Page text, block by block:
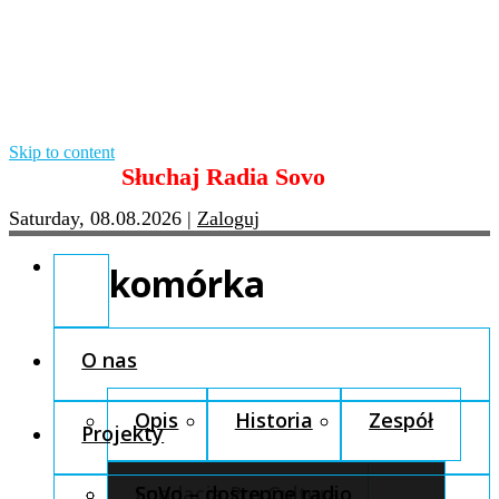
Skip to content
Słuchaj Radia Sovo
Saturday, 08.08.2026 | Zaloguj
O nas
Opis Historia Zespół
Fundacja Pro Cultura
Projekty
SoVo – dostępne radio
komórka